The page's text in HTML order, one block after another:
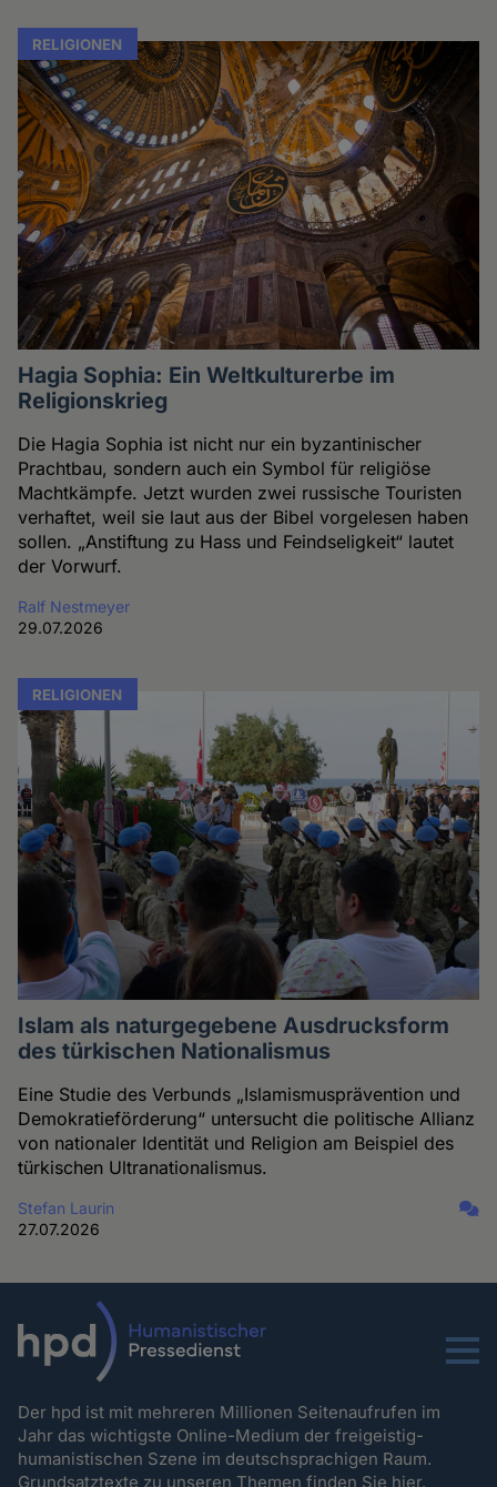
RELIGIONEN
Hagia Sophia: Ein Weltkulturerbe im
Religionskrieg
Die Hagia Sophia ist nicht nur ein byzantinischer
Prachtbau, sondern auch ein Symbol für religiöse
Machtkämpfe. Jetzt wurden zwei russische Touristen
verhaftet, weil sie laut aus der Bibel vorgelesen haben
sollen. „Anstiftung zu Hass und Feindseligkeit“ lautet
der Vorwurf.
Ralf Nestmeyer
29.07.2026
RELIGIONEN
Islam als naturgegebene Ausdrucksform
des türkischen Nationalismus
Eine Studie des Verbunds „Islamismusprävention und
Demokratieförderung“ untersucht die politische Allianz
von nationaler Identität und Religion am Beispiel des
türkischen Ultranationalismus.
Stefan Laurin
27.07.2026
Menu
Der hpd ist mit mehreren Millionen Seitenaufrufen im
Jahr das wichtigste Online-Medium der freigeistig-
humanistischen Szene im deutschsprachigen Raum.
Grundsatztexte zu unseren Themenfinden Sie hier.